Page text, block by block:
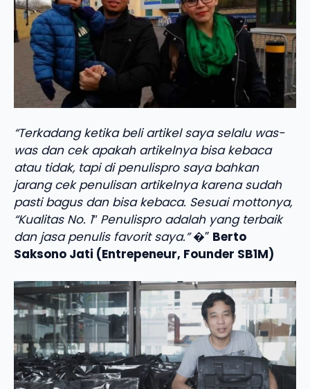
“Terkadang ketika beli artikel saya selalu was-
was dan cek apakah artikelnya bisa kebaca
atau tidak, tapi di penulispro saya bahkan
jarang cek penulisan artikelnya karena sudah
pasti bagus dan bisa kebaca. Sesuai mottonya,
“Kualitas No. 1″ Penulispro adalah yang terbaik
dan jasa penulis favorit saya.”�” Berto
Saksono Jati (Entrepeneur, Founder SB1M)